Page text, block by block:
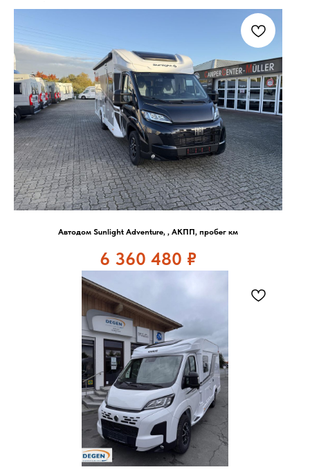
Автодом Sunlight Adventure, , АКПП, пробег км
6 360 480 ₽